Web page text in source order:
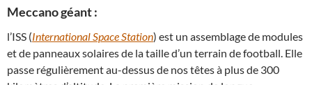
Meccano géant :
l’ISS (International Space Station) est un assemblage de modules
et de panneaux solaires de la taille d’un terrain de football. Elle
passe régulièrement au-dessus de nos têtes à plus de 300